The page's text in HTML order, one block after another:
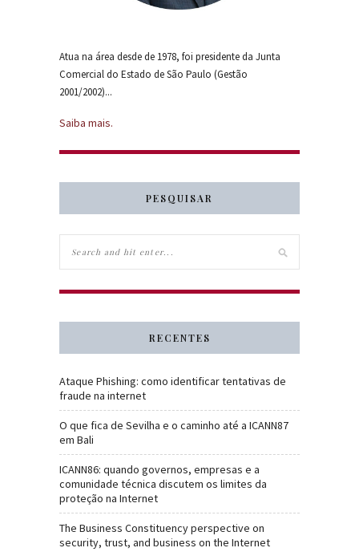
Atua na área desde de 1978, foi presidente da Junta
Comercial do Estado de São Paulo (Gestão
2001/2002)...
Saiba mais.
PESQUISAR
RECENTES
Ataque Phishing: como identificar tentativas de
fraude na internet
O que fica de Sevilha e o caminho até a ICANN87
em Bali
ICANN86: quando governos, empresas e a
comunidade técnica discutem os limites da
proteção na Internet
The Business Constituency perspective on
security, trust, and business on the Internet